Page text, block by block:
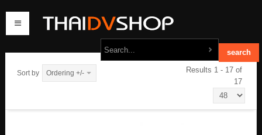
contact us
Sort by Ordering +/-
Results 1 - 17 of
17